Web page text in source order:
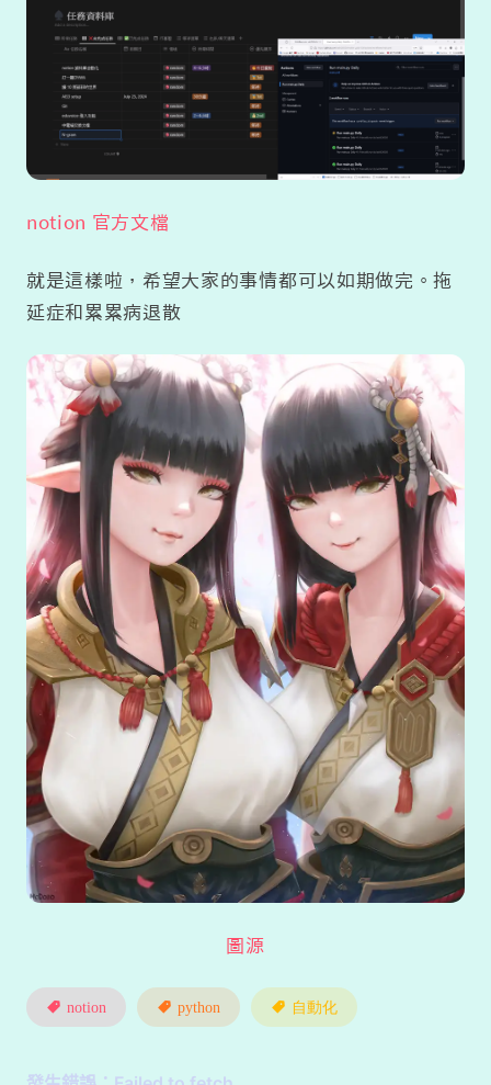
notion 官方文檔
就是這樣啦，希望大家的事情都可以如期做完。拖
延症和累累病退散
圖源
notion python 自動化